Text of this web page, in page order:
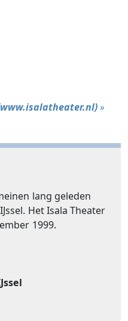
»
lang geleden
Het Isala Theater
1999.